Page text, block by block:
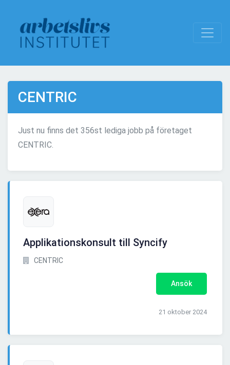
CENTRIC
Just nu finns det 356st lediga jobb på företaget
CENTRIC.
Applikationskonsult till Syncify
CENTRIC
Ansök
21 oktober 2024